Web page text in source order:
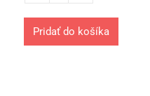
Pridať do košíka